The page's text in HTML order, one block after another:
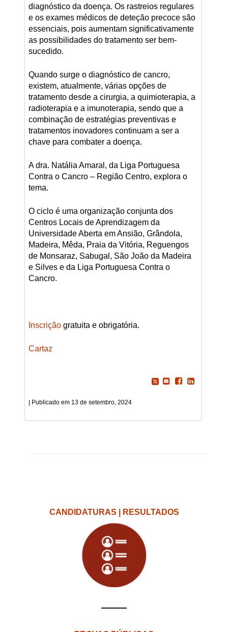
diagnóstico da doença. Os rastreios regulares
e os exames médicos de deteção precoce são
essenciais, pois aumentam significativamente
as possibilidades do tratamento ser bem-
sucedido.
Quando surge o diagnóstico de cancro,
existem, atualmente, várias opções de
tratamento desde a cirurgia, a quimioterapia, a
radioterapia e a imunoterapia, sendo que a
combinação de estratégias preventivas e
tratamentos inovadores continuam a ser a
chave para combater a doença.
A dra. Natália Amaral, da Liga Portuguesa
Contra o Cancro – Região Centro, explora o
tema.
O ciclo é uma organização conjunta dos
Centros Locais de Aprendizagem da
Universidade Aberta em Ansião, Grândola,
Madeira, Mêda, Praia da Vitória, Reguengos
de Monsaraz, Sabugal, São João da Madeira
e Silves e da Liga Portuguesa Contra o
Cancro.
Inscriçãogratuita e obrigatória.
Cartaz
13 de setembro, 2024
CANDIDATURAS | RESULTADOS